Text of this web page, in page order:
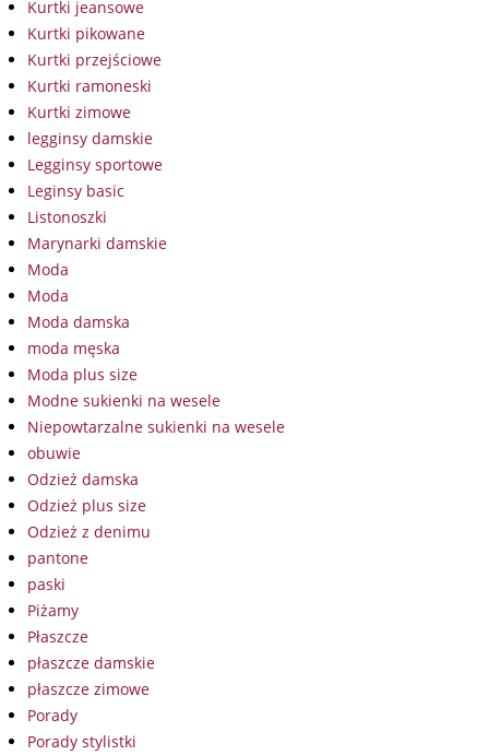
Kurtki jeansowe
Kurtki pikowane
Kurtki przejściowe
Kurtki ramoneski
Kurtki zimowe
legginsy damskie
Legginsy sportowe
Leginsy basic
Listonoszki
Marynarki damskie
Moda
Moda
Moda damska
moda męska
Moda plus size
Modne sukienki na wesele
Niepowtarzalne sukienki na wesele
obuwie
Odzież damska
Odzież plus size
Odzież z denimu
pantone
paski
Piżamy
Płaszcze
płaszcze damskie
płaszcze zimowe
Porady
Porady stylistki